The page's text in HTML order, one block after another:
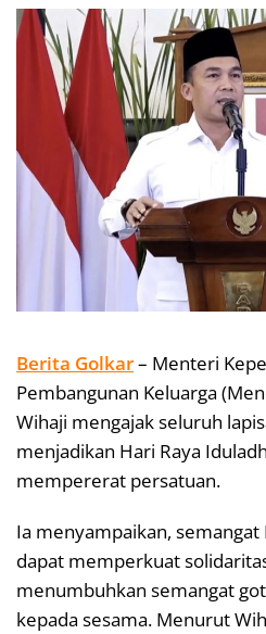
Berita Golkar– Menteri
Pembangunan Keluarga
Wihaji mengajak seluruh
menjadikan Hari Raya
mempererat persatuan.
Ia menyampaikan,
dapat memperkuat
menumbuhkan semangat
kepada sesama. Menurut